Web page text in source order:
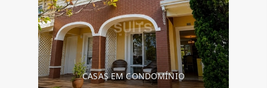
CASAS EM CONDOMÍNIO